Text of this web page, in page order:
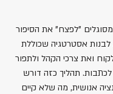
"לפצח" את הסיפור
אסטרטגיה שכוללת
ואת צרכי הקהל ולתפור
תהליך כזה דורש
אנושית, מה שלא קיים